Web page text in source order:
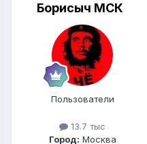
Борисыч МСК
Пользователи
13.7 тыс
Город: Москва